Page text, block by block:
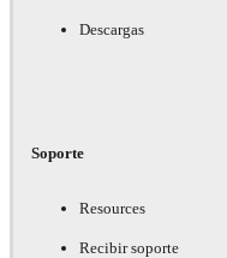
Descargas
Soporte
Resources
Recibir soporte